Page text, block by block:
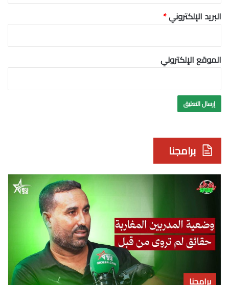
برامجنا
Plateau sport: وضعية المدربين المغاربة.. حقائق لم تروى
من قبل